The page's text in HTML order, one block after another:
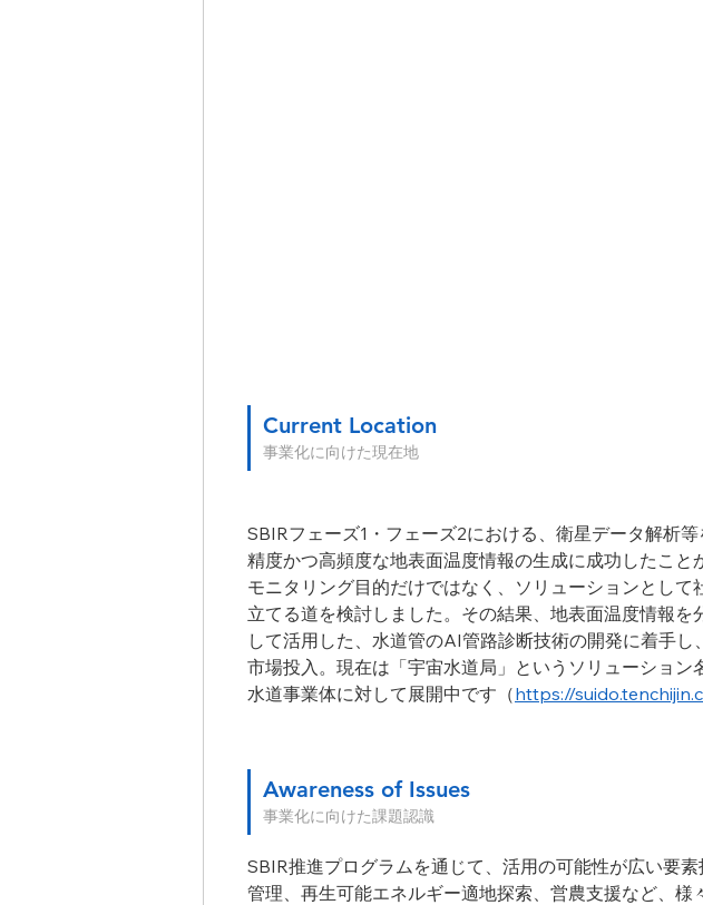
Current Location
事業化に向けた現在地
SBIRフェーズ1・フェーズ2における、衛星データ解析
精度かつ高頻度な地表面温度情報の生成に成功したこと
モニタリング目的だけではなく、ソリューションとして
立てる道を検討しました。その結果、地表面温度情報を
して活用した、水道管のAI管路診断技術の開発に着手し
市場投入。現在は「宇宙水道局」というソリューション
水道事業体に対して展開中です（https://
Awareness of Issues
事業化に向けた課題認識
SBIR推進プログラムを通じて、活用の可能性が広い要
管理、再生可能エネルギー適地探索、営農支援など、